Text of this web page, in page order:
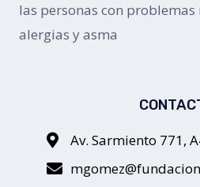
las personas con
alergias y asma
Av. Sarmiento 771,